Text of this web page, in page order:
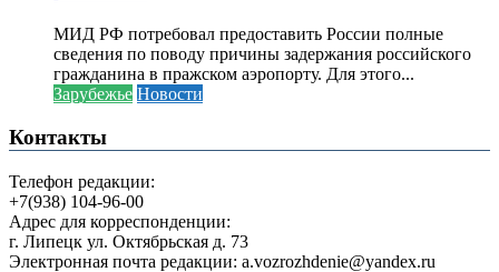
МИД РФ потребовал предоставить России полные
сведения по поводу причины задержания российского
гражданина в пражском аэропорту. Для этого...
Зарубежье Новости
Контакты
Телефон редакции:
+7(938) 104-96-00
Адрес для корреспонденции:
г. Липецк ул. Октябрьская д. 73
Электронная почта редакции: a.vozrozhdenie@yandex.ru